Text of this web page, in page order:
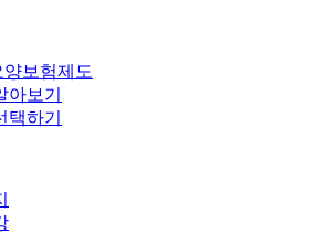
보험제도
아보기
택하기